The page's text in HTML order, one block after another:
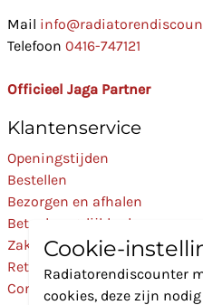
Mail
Telefoon 0416-747121
Officieel Jaga Partner
Klantenservice
Openingstijden
Bestellen
Bezorgen en afhalen
Betaalmogelijkheden
Zakelijk
Retourneren
Contact
Cookie-
Radiatorendiscounter
cookies, deze zijn